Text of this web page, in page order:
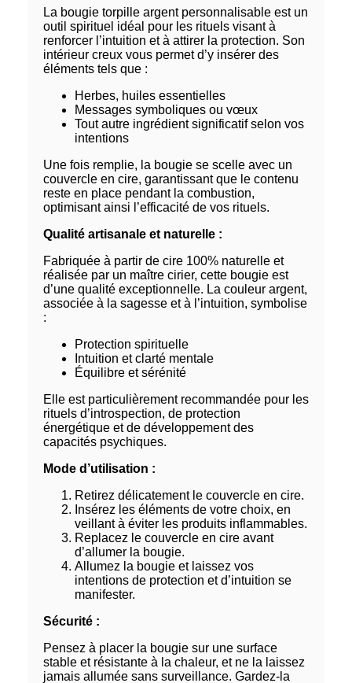
La bougie torpille argent personnalisable est un
outil spirituel idéal pour les rituels visant à
renforcer l’intuition et à attirer la protection. Son
intérieur creux vous permet d’y insérer des
éléments tels que :
Herbes, huiles essentielles
Messages symboliques ou vœux
Tout autre ingrédient significatif selon vos
intentions
Une fois remplie, la bougie se scelle avec un
couvercle en cire, garantissant que le contenu
reste en place pendant la combustion,
optimisant ainsi l’efficacité de vos rituels.
Qualité artisanale et naturelle :
Fabriquée à partir de cire 100% naturelle et
réalisée par un maître cirier, cette bougie est
d’une qualité exceptionnelle. La couleur argent,
associée à la sagesse et à l’intuition, symbolise
:
Protection spirituelle
Intuition et clarté mentale
Équilibre et sérénité
Elle est particulièrement recommandée pour les
rituels d’introspection, de protection
énergétique et de développement des
capacités psychiques.
Mode d’utilisation :
Retirez délicatement le couvercle en cire.
Insérez les éléments de votre choix, en
veillant à éviter les produits inflammables.
Replacez le couvercle en cire avant
d’allumer la bougie.
Allumez la bougie et laissez vos
intentions de protection et d’intuition se
manifester.
Sécurité :
Pensez à placer la bougie sur une surface
stable et résistante à la chaleur, et ne la laissez
jamais allumée sans surveillance. Gardez-la